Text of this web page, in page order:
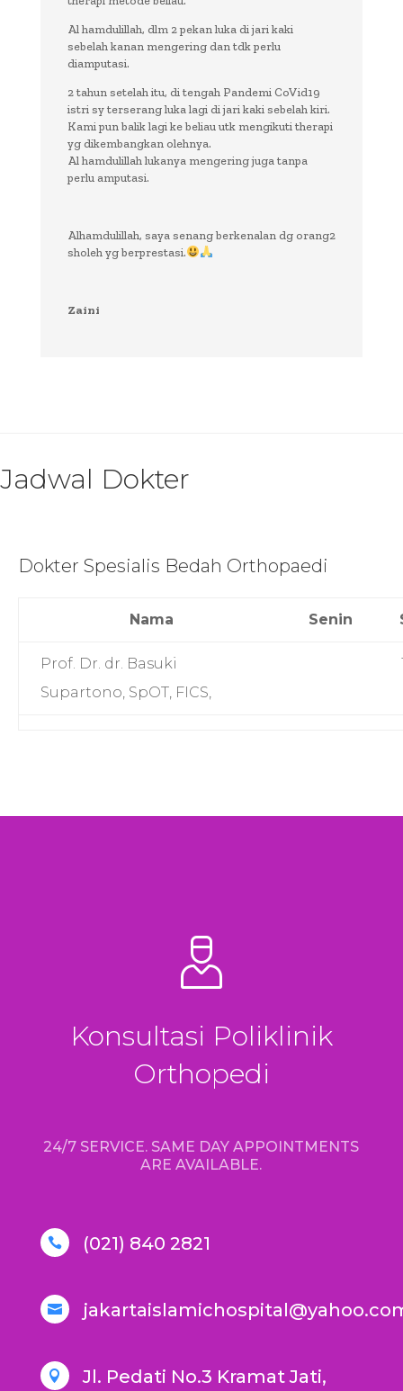
Al hamdulillah, dlm 2 pekan luka di jari kaki
sebelah kanan mengering dan tdk perlu
diamputasi.
2 tahun setelah itu, di tengah Pandemi CoVid19
istri sy terserang luka lagi di jari kaki sebelah kiri.
Kami pun balik lagi ke beliau utk mengikuti therapi
yg dikembangkan olehnya.
Al hamdulillah lukanya mengering juga tanpa
perlu amputasi.
Alhamdulillah, saya senang berkenalan dg orang2
sholeh yg berprestasi.
Zaini
Jadwal Dokter
Dokter Spesialis Bedah Orthopaedi
Nama Senin
Prof. Dr. dr. Basuki
Supartono, SpOT, FICS,
Konsultasi Poliklinik
Orthopedi
24/7 SERVICE. SAME DAY APPOINTMENTS
ARE AVAILABLE.
 (021) 840 2821


Jl. Pedati No.3 Kramat Jati,